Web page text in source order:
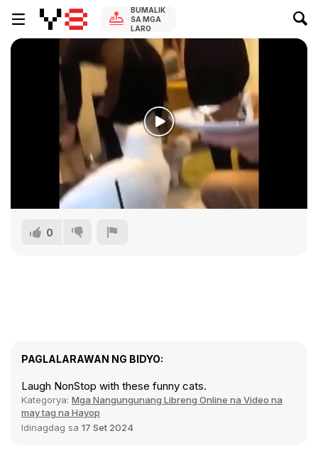
BUMALIK
SA MGA
LARO
0
PAGLALARAWAN NG BIDYO:
Laugh NonStop with these funny cats.
Kategorya: Mga Nangungunang Libreng Online na Video na
may tag na Hayop
Idinagdag sa 17 Set 2024